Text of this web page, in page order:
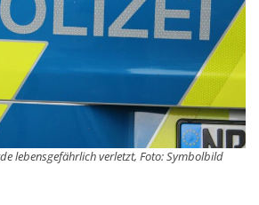
lebensgefährlich verletzt, Foto: Symbolbild